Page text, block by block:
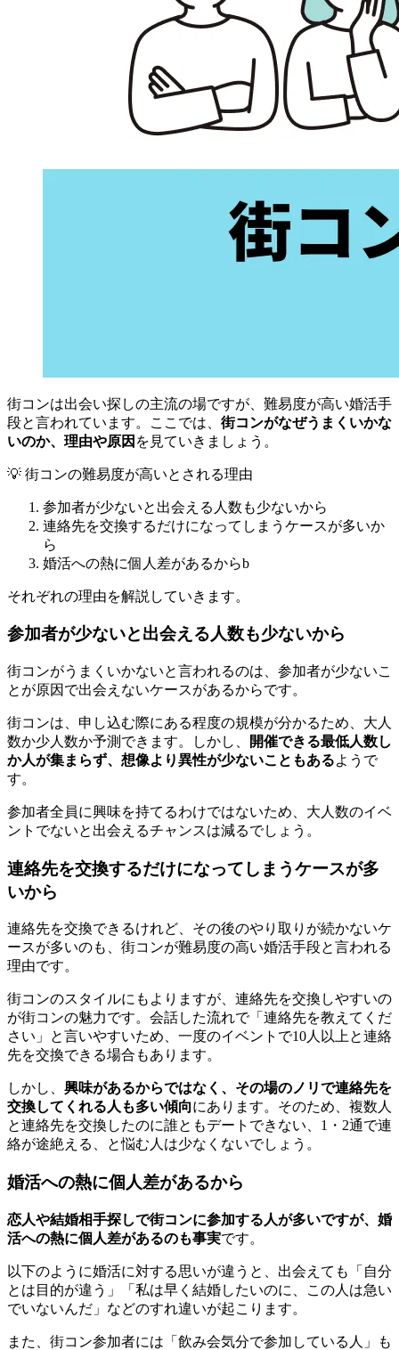
街コンは出会い探しの主流の場ですが、難易度が高い婚活手
段と言われています。ここでは、 街コンがなぜうまくいかな
いのか、理由や原因 を見ていきましょう。
💡 街コンの難易度が高いとされる理由
参加者が少ないと出会える人数も少ないから
連絡先を交換するだけになってしまうケースが多いか
ら
婚活への熱に個人差があるからb
それぞれの理由を解説していきます。
参加者が少ないと出会える人数も少ないから
街コンがうまくいかないと言われるのは、参加者が少ないこ
とが原因で出会えないケースがあるからです。
街コンは、申し込む際にある程度の規模が分かるため、大人
数か少人数か予測できます。しかし、
開催できる最低人数し
か人が集まらず、想像より異性が少ないこともあるようで
す。
参加者全員に興味を持てるわけではないため、大人数のイベ
ントでないと出会えるチャンスは減るでしょう。
連絡先を交換するだけになってしまうケースが多
いから
連絡先を交換できるけれど、その後のやり取りが続かないケ
ースが多いのも、街コンが難易度の高い婚活手段と言われる
理由です。
街コンのスタイルにもよりますが、連絡先を交換しやすいの
が街コンの魅力です。会話した流れで「連絡先を教えてくだ
さい」と言いやすいため、一度のイベントで10人以上と連絡
先を交換できる場合もあります。
しかし、 興味があるからではなく、その場のノリで連絡先を
交換してくれる人も多い傾向にあります。そのため、複数人
と連絡先を交換したのに誰ともデートできない、1・2通で連
絡が途絶える、と悩む人は少なくないでしょう。
婚活への熱に個人差があるから
恋人や結婚相手探しで街コンに参加する人が多いですが、婚
活への熱に個人差があるのも事実です。
以下のように婚活に対する思いが違うと、出会えても「自分
とは目的が違う」「私は早く結婚したいのに、この人は急い
でいないんだ」などのすれ違いが起こります。
また、街コン参加者には「飲み会気分で参加している人」も